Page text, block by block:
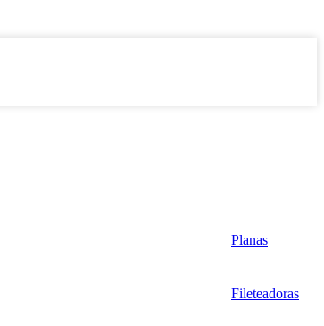
Planas
Fileteadoras